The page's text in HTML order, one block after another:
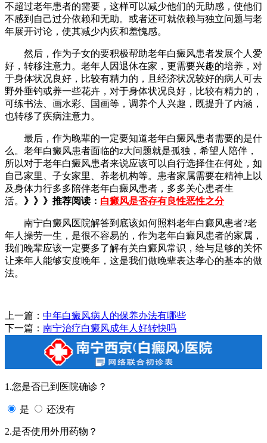
不超过老年患者的需要，这样可以减少他们的无助感，使他们
不感到自己过分依赖和无助。或者还可就依赖与独立问题与老
年展开讨论，使其减少内疚和羞愧感。
然后，作为子女的要积极帮助老年白癜风患者发展个人爱
好，转移注意力。老年人因退休在家，更需要兴趣的培养，对
于身体状况良好，比较有精力的，且经济状况较好的病人可去
野外垂钓或养一些花卉，对于身体状况良好，比较有精力的，
可练书法、画水彩、国画等，调养个人兴趣，既提升了内涵，
也转移了疾病注意力。
最后，作为晚辈的一定要知道老年白癜风患者需要的是什
么。老年白癜风患者面临的z大问题就是孤独，希望人陪伴，
所以对于老年白癜风患者来说应该可以自行选择住在何处，如
自己家里、子女家里、养老机构等。患者家属需要在精神上以
及身体力行多多陪伴老年白癜风患者，多多关心患者生
活。 》》》推荐阅读： 白癜风是否存有良性恶性之分
南宁白癜风医院解答到底该如何照料老年白癜风患者?老
年人操劳一生，是很不容易的，作为老年白癜风患者的家属，
我们晚辈应该一定要多了解有关白癜风常识，给与足够的关怀
让来年人能够安度晚年，这是我们做晚辈表达孝心的基本的做
法。
上一篇： 中年白癜风病人的保养办法有哪些
下一篇： 南宁治疗白癜风成年人好转快吗
1.您是否已到医院确诊？
是 还没有
2.是否使用外用药物？